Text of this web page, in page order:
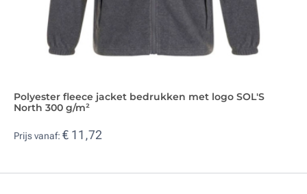
Polyester fleece jacket bedrukken met logo SOL'S
North 300 g/m²
Prijs vanaf: € 11,72